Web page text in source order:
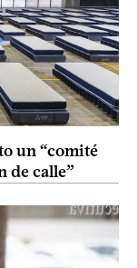
un “comité
de calle”